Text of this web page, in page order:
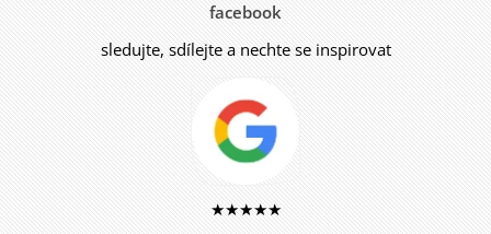
facebook
sledujte, sdílejte a nechte se inspirovat
★★★★★